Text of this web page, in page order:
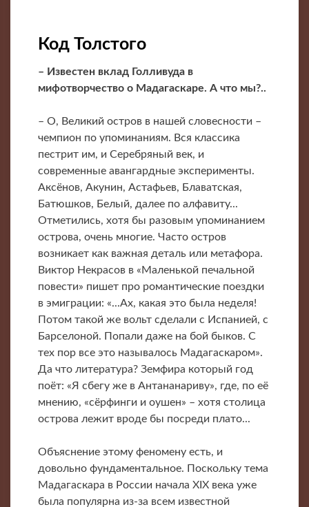
Код Толстого
– Известен вклад Голливуда в
мифотворчество о Мадагаскаре. А что мы?..
– О, Великий остров в нашей словесности –
чемпион по упоминаниям. Вся классика
пестрит им, и Серебряный век, и
современные авангардные эксперименты.
Аксёнов, Акунин, Астафьев, Блаватская,
Батюшков, Белый, далее по алфавиту...
Отметились, хотя бы разовым упоминанием
острова, очень многие. Часто остров
возникает как важная деталь или метафора.
Виктор Некрасов в «Маленькой печальной
повести» пишет про романтические поездки
в эмиграции: «...Ах, какая это была неделя!
Потом такой же вольт сделали с Испанией, с
Барселоной. Попали даже на бой быков. С
тех пор все это называлось Мадагаскаром».
Да что литература? Земфира который год
поёт: «Я сбегу же в Антананариву», где, по её
мнению, «сёрфинги и оушен» – хотя столица
острова лежит вроде бы посреди плато...
Объяснение этому феномену есть, и
довольно фундаментальное. Поскольку тема
Мадагаскара в России начала XIX века уже
была популярна из-за всем известной